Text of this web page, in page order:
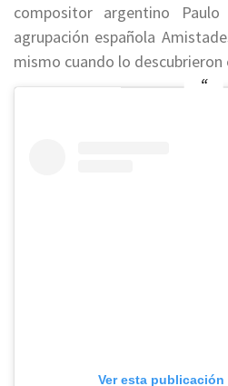
compositor argentino
agrupación española
mismo cuando lo descubrieron
Ver esta publicación